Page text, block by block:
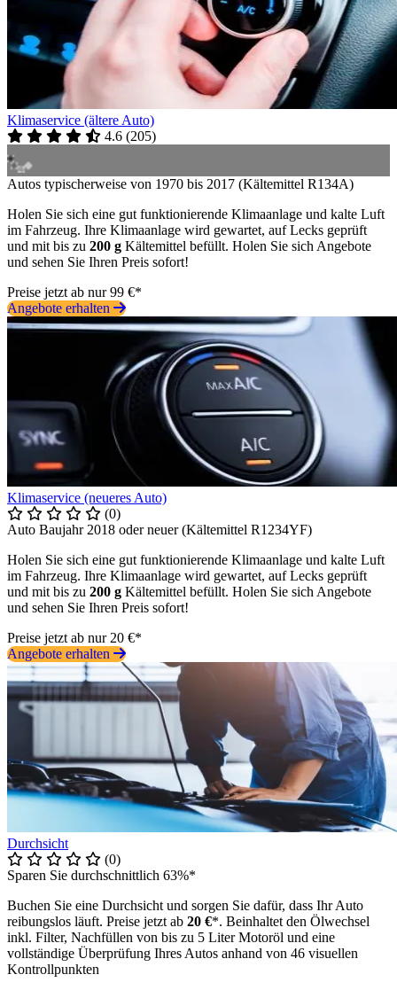
Klimaservice (ältere Auto)
4.6 (205)
Autos typischerweise von 1970 bis 2017 (Kältemittel R134A)
Holen Sie sich eine gut funktionierende Klimaanlage und kalte Luft
im Fahrzeug. Ihre Klimaanlage wird gewartet, auf Lecks geprüft
und mit bis zu 200 g Kältemittel befüllt. Holen Sie sich Angebote
und sehen Sie Ihren Preis sofort!
Preise jetzt ab nur 99 €*
Angebote erhalten
Klimaservice (neueres Auto)
(0)
Auto Baujahr 2018 oder neuer (Kältemittel R1234YF)
Holen Sie sich eine gut funktionierende Klimaanlage und kalte Luft
im Fahrzeug. Ihre Klimaanlage wird gewartet, auf Lecks geprüft
und mit bis zu 200 g Kältemittel befüllt. Holen Sie sich Angebote
und sehen Sie Ihren Preis sofort!
Preise jetzt ab nur 20 €*
Angebote erhalten
Durchsicht
(0)
Sparen Sie durchschnittlich 63%*
Buchen Sie eine Durchsicht und sorgen Sie dafür, dass Ihr Auto
reibungslos läuft. Preise jetzt ab 20 €*. Beinhaltet den Ölwechsel
inkl. Filter, Nachfüllen von bis zu 5 Liter Motoröl und eine
vollständige Überprüfung Ihres Autos anhand von 46 visuellen
Kontrollpunkten